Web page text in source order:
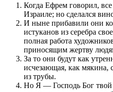
Когда Ефрем говорил,
Израиле; но сделался
И ныне прибавили они ко
истуканов из серебра
полная работа
приносящим жертву
За то они будут как
исчезающая, как мякина,
из трубы.
Но Я — Господь Бог